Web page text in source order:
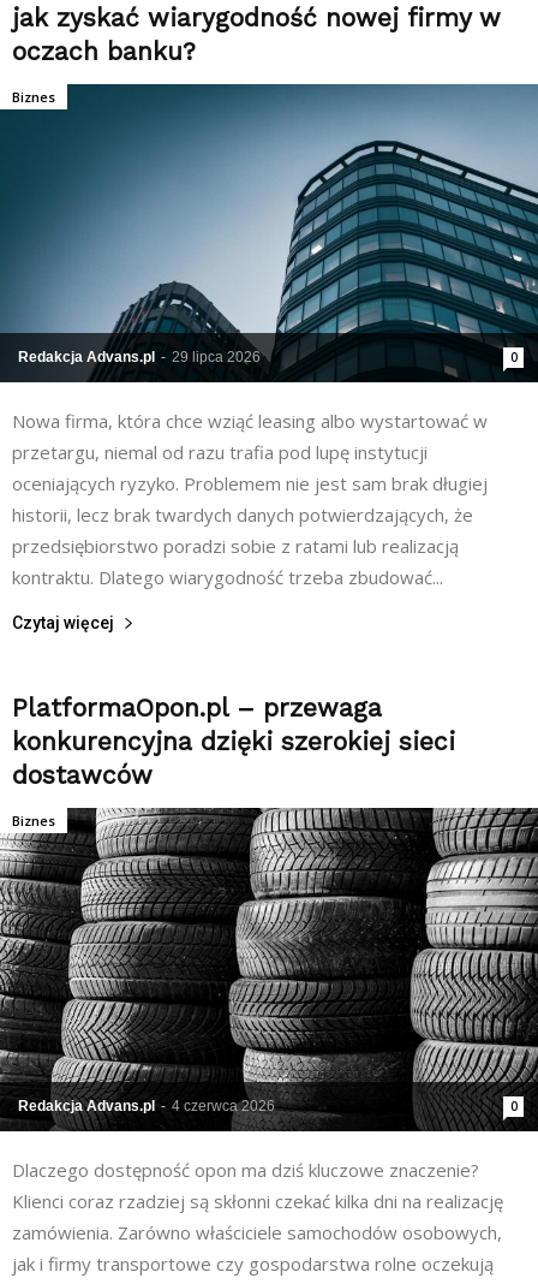
jak zyskać wiarygodność nowej firmy w
oczach banku?
Redakcja Advans.pl - 29 lipca 2026 0
Biznes
Nowa firma, która chce wziąć leasing albo wystartować w
przetargu, niemal od razu trafia pod lupę instytucji
oceniających ryzyko. Problemem nie jest sam brak długiej
historii, lecz brak twardych danych potwierdzających, że
przedsiębiorstwo poradzi sobie z ratami lub realizacją
kontraktu. Dlatego wiarygodność trzeba zbudować...
Czytaj więcej
PlatformaOpon.pl – przewaga
konkurencyjna dzięki szerokiej sieci
dostawców
Redakcja Advans.pl - 4 czerwca 2026 0
Biznes
Dlaczego dostępność opon ma dziś kluczowe znaczenie?
Klienci coraz rzadziej są skłonni czekać kilka dni na realizację
zamówienia. Zarówno właściciele samochodów osobowych,
jak i firmy transportowe czy gospodarstwa rolne oczekują